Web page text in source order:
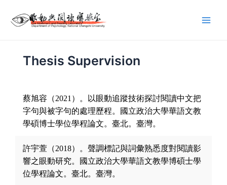
Thesis Supervision
蔡旭容（2021）。以眼動追蹤技術探討閱讀中文把
字句與被字句的處理歷程。國立政治大學華語文教
學碩博士學位學程論文。臺北。臺灣。
許宇萱（2018）。聲調標記與詞彙熟悉度對閱讀影
響之眼動研究。國立政治大學華語文教學博碩士學
位學程論文。臺北。臺灣。